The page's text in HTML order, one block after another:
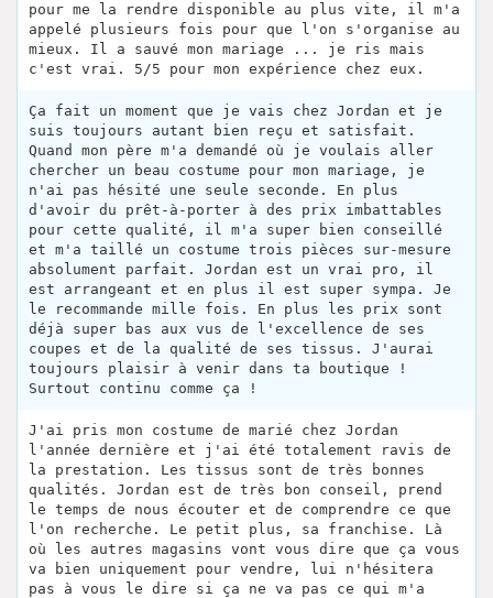
pour me la rendre disponible au plus vite, il m'a
appelé plusieurs fois pour que l'on s'organise au
mieux. Il a sauvé mon mariage ... je ris mais
c'est vrai. 5/5 pour mon expérience chez eux.
Ça fait un moment que je vais chez Jordan et je
suis toujours autant bien reçu et satisfait.
Quand mon père m'a demandé où je voulais aller
chercher un beau costume pour mon mariage, je
n'ai pas hésité une seule seconde. En plus
d'avoir du prêt-à-porter à des prix imbattables
pour cette qualité, il m'a super bien conseillé
et m'a taillé un costume trois pièces sur-mesure
absolument parfait. Jordan est un vrai pro, il
est arrangeant et en plus il est super sympa. Je
le recommande mille fois. En plus les prix sont
déjà super bas aux vus de l'excellence de ses
coupes et de la qualité de ses tissus. J'aurai
toujours plaisir à venir dans ta boutique !
Surtout continu comme ça !
J'ai pris mon costume de marié chez Jordan
l'année dernière et j'ai été totalement ravis de
la prestation. Les tissus sont de très bonnes
qualités. Jordan est de très bon conseil, prend
le temps de nous écouter et de comprendre ce que
l'on recherche. Le petit plus, sa franchise. Là
où les autres magasins vont vous dire que ça vous
va bien uniquement pour vendre, lui n'hésitera
pas à vous le dire si ça ne va pas ce qui m'a